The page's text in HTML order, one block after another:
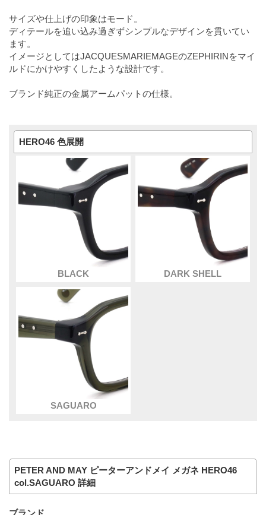
サイズや仕上げの印象はモード。
ディテールを追い込み過ぎずシンプルなデザインを貫いてい
ます。
イメージとしてはJACQUESMARIEMAGEのZEPHIRINをマイ
ルドにかけやすくしたような設計です。
ブランド純正の金属アームパットの仕様。
HERO46 色展開
BLACK DARK SHELL
SAGUARO
PETER AND MAY ピーターアンドメイ メガネ HERO46
col.SAGUARO 詳細